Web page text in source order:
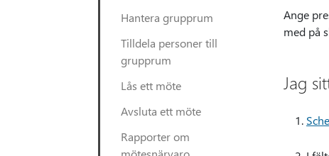
Hantera grupprum
Tilldela personer till
grupprum
Lås ett möte
Avsluta ett möte
Rapporter om
Ange
med på
Jag